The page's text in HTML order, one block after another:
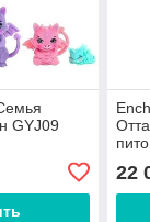
GYJ09
22